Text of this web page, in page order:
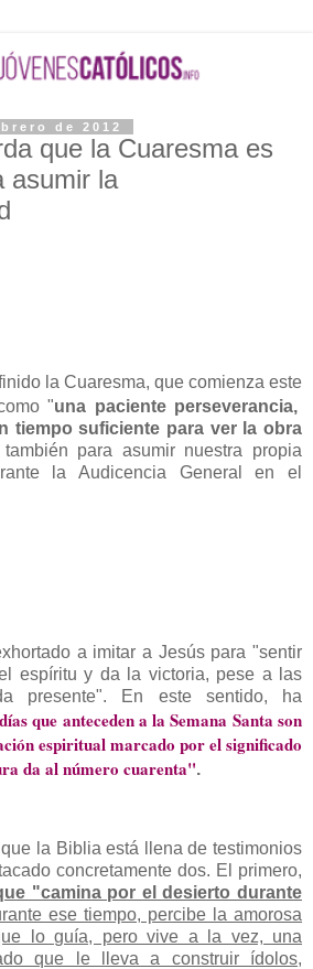
de 2012
que la Cuaresma es
asumir la
la Cuaresma, que comienza este
"una paciente perseverancia,
tiempo suficiente para ver la obra
para asumir nuestra propia
la Audicencia General en el
a imitar a Jesús para "sentir
espíritu y da la victoria, pese a las
presente". En este sentido, ha
que anteceden a la Semana Santa son
espiritual marcado por el significado
da al número cuarenta".
la Biblia está llena de testimonios
concretamente dos. El primero,
"camina por el desierto durante
ese tiempo, percibe la amorosa
lo guía, pero vive a la vez, una
que le lleva a construir ídolos,